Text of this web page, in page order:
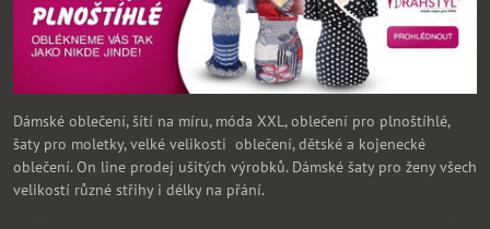
Dámské oblečení, šítí na míru, móda XXL, oblečení pro plnoštíhlé,
šaty pro moletky, velké velikosti oblečení, dětské a kojenecké
oblečení. On line prodej ušitých výrobků. Dámské šaty pro ženy všech
velikostí různé střihy i délky na přání.